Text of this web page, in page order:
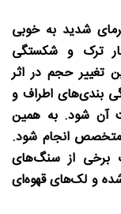
شدید به خوبی
ترک و شکستگی
تغییر حجم در اثر
بندی‌های اطراف و
آن شود. به همین
متخصص انجام شود.
برخی از سنگ‌های
و لک‌های قهوه‌ای